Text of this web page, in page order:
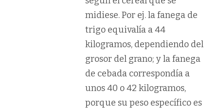
midiese. Por ej. la fanega de
trigo equivalía a 44
kilogramos, dependiendo del
grosor del grano; y la fanega
de cebada correspondía a
unos 40 o 42 kilogramos,
porque su peso específico es